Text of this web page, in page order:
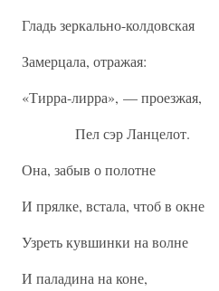
Гладь зеркально-колдовская
Замерцала, отражая:
«Тирра-лирра», — проезжая,
Пел сэр Ланцелот.
Она, забыв о полотне
И прялке, встала, чтоб в окне
Узреть кувшинки на волне
И паладина на коне,